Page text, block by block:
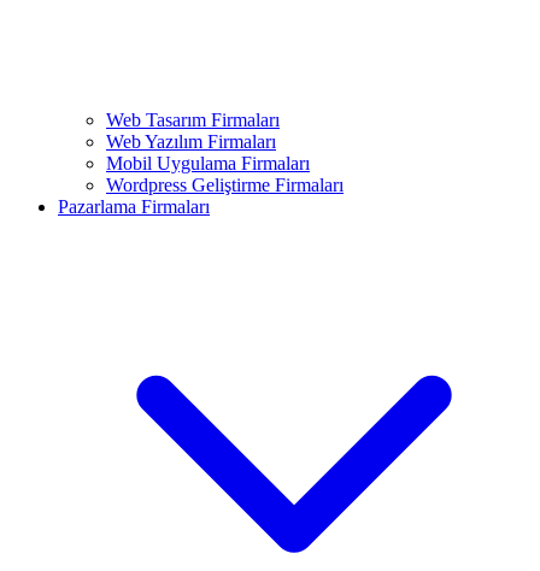
Web Tasarım Firmaları
Web Yazılım Firmaları
Mobil Uygulama Firmaları
Wordpress Geliştirme Firmaları
Pazarlama Firmaları